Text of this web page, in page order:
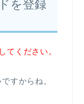
を登録
てください。
すからね。